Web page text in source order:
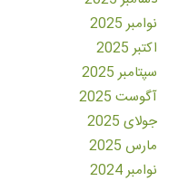
نوامبر 2025
اکتبر 2025
سپتامبر 2025
آگوست 2025
جولای 2025
مارس 2025
نوامبر 2024